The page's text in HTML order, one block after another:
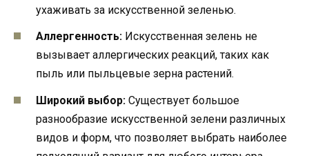
ухаживать за искусственной зеленью.
Аллергенность: Искусственная зелень не
вызывает аллергических реакций, таких как
пыль или пыльцевые зерна растений.
Широкий выбор: Существует большое
разнообразие искусственной зелени различных
видов и форм, что позволяет выбрать наиболее